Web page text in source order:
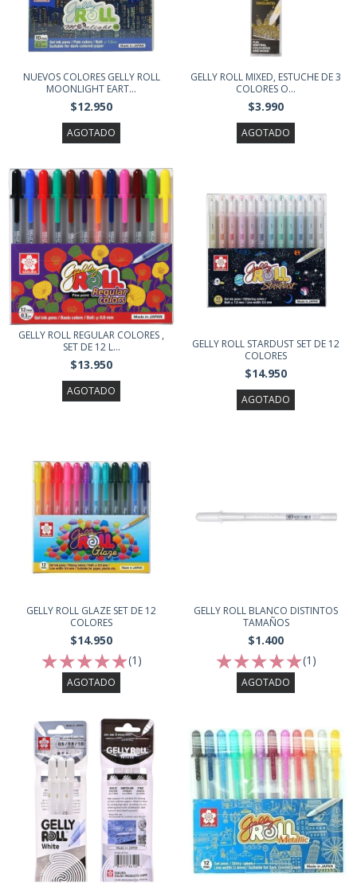
NUEVOS COLORES GELLY ROLL
MOONLIGHT EART...
$12.950
AGOTADO
GELLY ROLL MIXED, ESTUCHE DE 3
COLORES O...
$3.990
AGOTADO
GELLY ROLL REGULAR COLORES ,
SET DE 12 L...
$13.950
AGOTADO
GELLY ROLL STARDUST SET DE 12
COLORES
$14.950
AGOTADO
GELLY ROLL GLAZE SET DE 12
COLORES
$14.950
(1)
AGOTADO
GELLY ROLL BLANCO DISTINTOS
TAMAÑOS
$1.400
(1)
AGOTADO